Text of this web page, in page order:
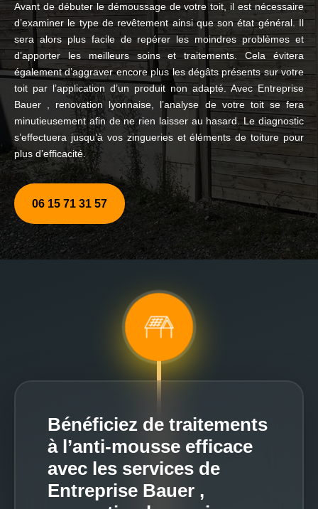
Avant de débuter le démoussage de votre toit, il est nécessaire
d’examiner le type de revêtement ainsi que son état général. Il
sera alors plus facile de repérer les moindres problèmes et
d’apporter les meilleurs soins et traitements. Cela évitera
également d’aggraver encore plus les dégâts présents sur votre
toit par l’application d’un produit non adapté. Avec Entreprise
Bauer , renovation lyonnaise, l’analyse de votre toit se fera
minutieusement afin de ne rien laisser au hasard. Le diagnostic
s’effectuera jusqu’à vos zingueries et éléments de toiture pour
plus d’efficacité.
06 15 71 31 57
Bénéficiez de traitements
à l’anti-mousse efficace
avec les services de
Entreprise Bauer ,